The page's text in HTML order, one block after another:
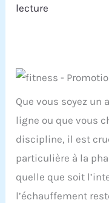
lecture
Que vous soyez un
ligne ou que vous
discipline, il est
particulière à la
quelle que soit
l’échauffement